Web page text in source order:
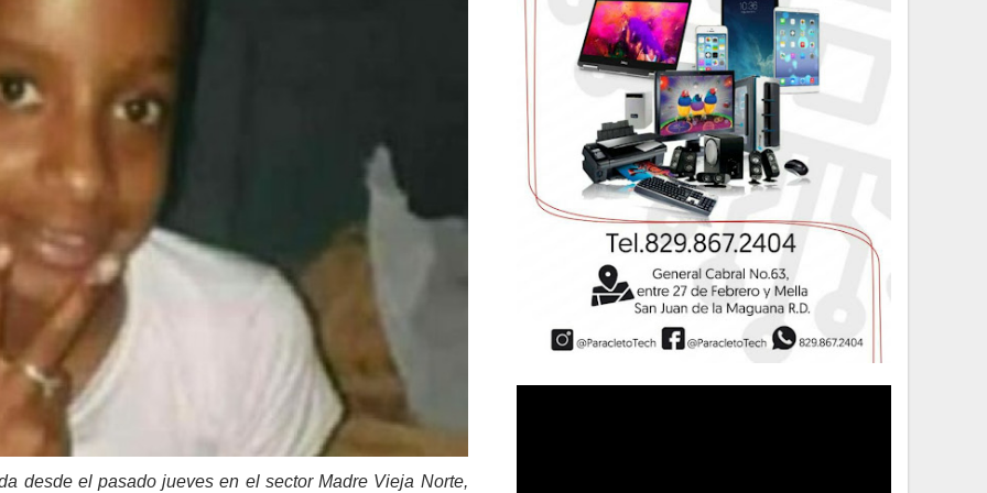
desde el pasado jueves en el sector Madre Vieja Norte,